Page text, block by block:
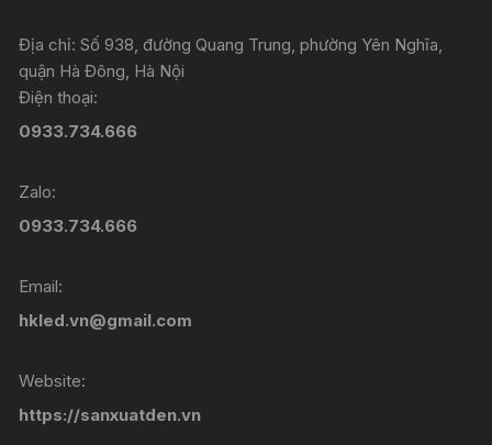
Địa chỉ: Số 938, đường Quang Trung, phường Yên Nghĩa,
quận Hà Đông, Hà Nội
Điện thoại:
0933.734.666
Zalo:
0933.734.666
Email:
hkled.vn@gmail.com
Website:
https://sanxuatden.vn